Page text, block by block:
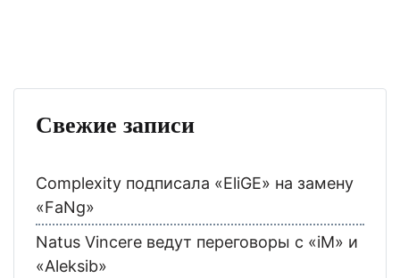
Свежие записи
Complexity подписала «EliGE» на замену
«FaNg»
Natus Vincere ведут переговоры с «iM» и
«Aleksib»